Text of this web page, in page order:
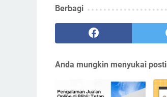
Berbagi
Anda mungkin menyukai